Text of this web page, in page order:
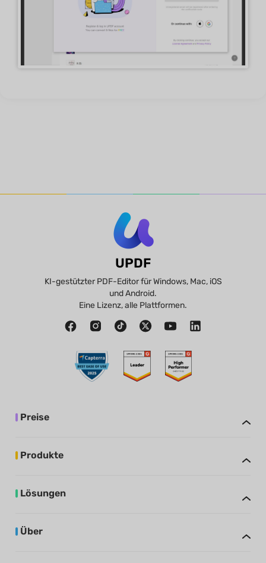
UPDF
KI-gestützter PDF-Editor für Windows, Mac, iOS
und Android.
Eine Lizenz, alle Plattformen.
Preise
Produkte
Lösungen
Über